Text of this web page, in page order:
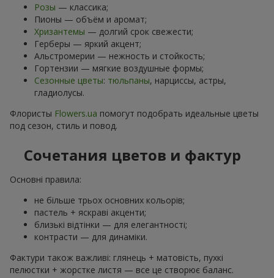
Розы — классика;
Пионы — объём и аромат;
Хризантемы — долгий срок свежести;
Герберы — яркий акцент;
Альстромерии — нежность и стойкость;
Гортензии — мягкие воздушные формы;
Сезонные цветы: тюльпаны, нарциссы, астры,
гладиолусы.
Флористы Flowers.ua помогут подобрать идеальные цветы
под сезон, стиль и повод.
Сочетания цветов и фактур
Основні правила:
не більше трьох основних кольорів;
пастель + яскраві акценти;
близькі відтінки — для елегантності;
контрасти — для динаміки.
Фактури також важливі: глянець + матовість, пухкі
пелюстки + жорстке листя — все це створює баланс.